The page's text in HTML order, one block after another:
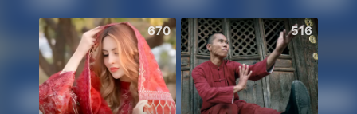
670 516